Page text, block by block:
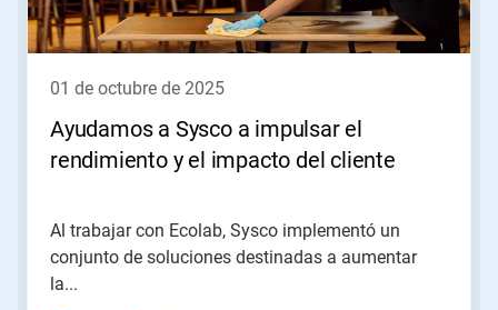
Siguiente
Anterior
navegar,
utilizando
puntos
01 de octubre de 2025
Ayudamos a Sysco a impulsar el
rendimiento y el impacto del cliente
Al trabajar con Ecolab, Sysco implementó un
conjunto de soluciones destinadas a aumentar
la...